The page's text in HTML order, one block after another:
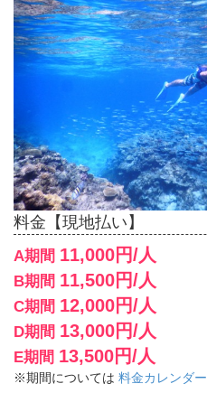
料金【現地払い】
A期間 11,000円/人
B期間 11,500円/人
C期間 12,000円/人
D期間 13,000円/人
E期間 13,500円/人
※期間については 料金カレンダー